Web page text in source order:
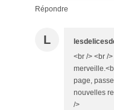
Répondre
L
<br /> <br /
page,
nouvelles
/>